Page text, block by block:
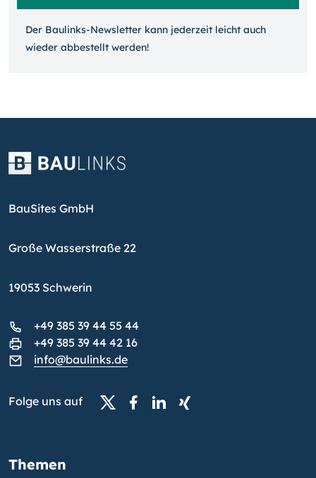
Der Baulinks-Newsletter kann jeder­zeit leicht auch
wieder ab­bestellt werden!
BauSites GmbH
Große Wasserstraße 22
19053 Schwerin
+49 385 39 44 55 44
+49 385 39 44 42 16
info@baulinks.de
Folge uns auf
Themen